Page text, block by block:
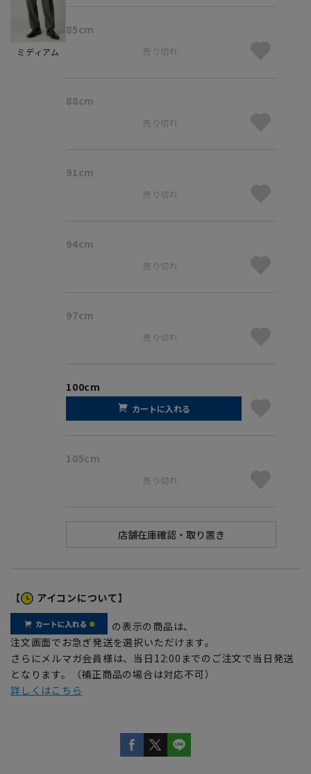
ミディアム
85cm
売り切れ
88cm
売り切れ
91cm
売り切れ
94cm
売り切れ
97cm
売り切れ
100cm
カートに入れる
105cm
売り切れ
【 アイコンについて】
の表示の商品は、
注文画面でお急ぎ発送を選択いただけます。
さらにメルマガ会員様は、当日12:00までのご注文で当日発送
となります。（補正商品の場合は対応不可）
詳しくはこちら